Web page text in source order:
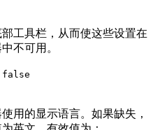
部工具栏，从而使这些设置在
不可用。
false
用的显示语言。如果缺失，